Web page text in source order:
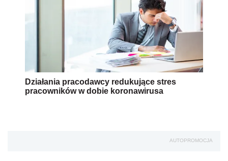
Działania pracodawcy redukujące stres
pracowników w dobie koronawirusa
AUTOPROMOCJA